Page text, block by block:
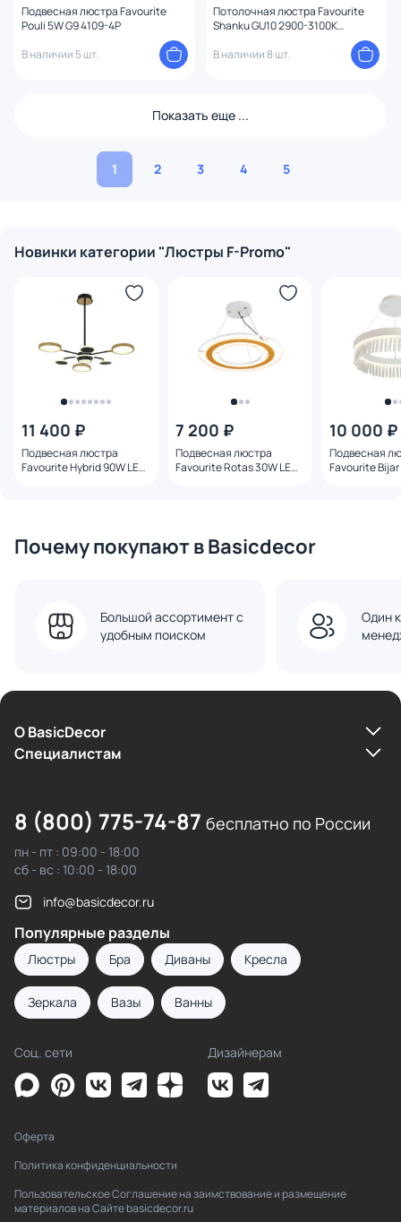
Подвесная люстра Favourite
Pouli 5W G9 4109-4P
В наличии 5 шт.
Потолочная люстра Favourite
Shanku GU10 2900-3100К
В наличии 8 шт.
Показать еще ...
1 2 3 4 5
Новинки категории "Люстры F-Promo"
11 400 ₽
Подвесная люстра
Favourite Hybrid 90W LED
7 200 ₽
Подвесная люстра
Favourite Rotas 30W LED
10 000 ₽
Подвесная
Favourite Bijar
Почему покупают в Basicdecor
Большой ассортимент с
удобным поиском
Один
О BasicDecor
Cпециалистам
8 (800) 775-74-87 бесплатно по России
пн - пт : 09:00 - 18:00
сб - вс : 10:00 - 18:00
info@basicdecor.ru
Популярные разделы
Люстры Бра Диваны Кресла
Зеркала Вазы Ванны
Соц. сети Дизайнерам
Оферта
Политика конфиденциальности
Пользовательское Соглашение на заимствование и размещение
материалов на Сайте basicdecor.ru